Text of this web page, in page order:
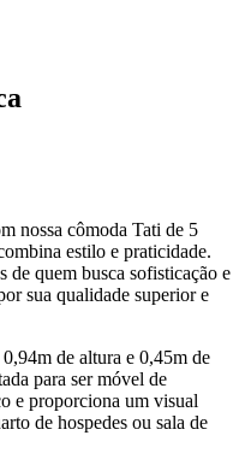
nossa cômoda Tati de 5
estilo e praticidade.
de quem busca sofisticação e
sua qualidade superior e
de altura e 0,45m de
para ser móvel de
e proporciona um visual
de hospedes ou sala de